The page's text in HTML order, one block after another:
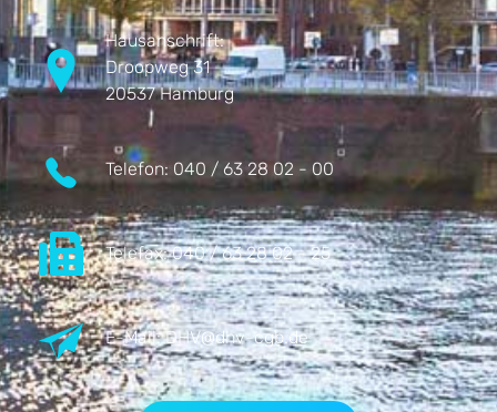
Hausanschrift:
Droopweg 31
20537 Hamburg
Telefon: 040 / 63 28 02 - 00
Telefax:040 / 63 28 02 - 25
E-Mail:DHV@dhv-cgb.de